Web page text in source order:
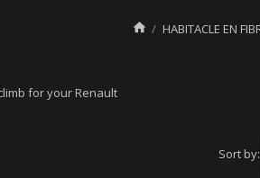
 HABITACLE EN
for your Renault
Sort by: